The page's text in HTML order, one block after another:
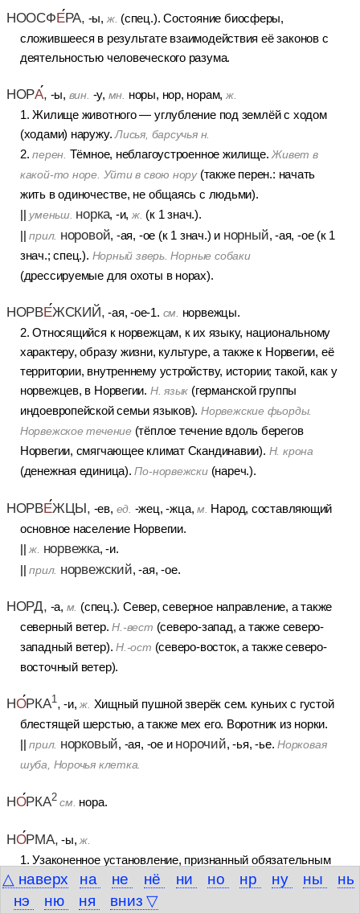
△ наверх на не нё ни но нр ну ны
нь
нэ
ню ня вниз ▽
НООСФЕРА, -ы, ж. (спец.). Состояние биосферы,
сложившееся в результате взаимодействия её законов с
деятельностью человеческого разума.
НОРА, -ы, вин. -у, мн. норы, нор, норам, ж.
1. Жилище животного — углубление под землёй с ходом
(ходами) наружу.Лисья, барсучья н.
2.перен. Тёмное, неблагоустроенное жилище.Живет в
какой-то норе. Уйти в свою нору(также перен.: начать
жить в одиночестве, не общаясь с людьми).
уменьш. норка, -и,ж. (к 1 знач.).
||прил. норовой, -ая, -ое (к 1 знач.) и норный, -ая, -ое (к 1
знач.; спец.). Норный зверь. Норные собаки
(дрессируемые для охоты в норах).
НОРВЕЖСКИЙ, -ая, -ое-1. см. норвежцы.
2. Относящийся к норвежцам, к их языку, национальному
характеру, образу жизни, культуре, а также к Норвегии, её
территории, внутреннему устройству, истории; такой, как у
норвежцев, в Норвегии. Н. язык (германской группы
индоевропейской семьи языков).Норвежские фьорды.
Норвежское течение(тёплое течение вдоль берегов
Норвегии, смягчающее климат Скандинавии). Н. крона
(денежная единица).По-норвежски(нареч.).
НОРВЕЖЦЫ, -ев, ед. -жец, -жца,м. Народ, составляющий
основное население Норвегии.
||ж. норвежка, -и.
||прил. норвежский, -ая, -ое.
НОРД, -а, м. (спец.). Север, северное направление, а также
северный ветер.Н.-вест (северо-запад, а также северо-
западный ветер).Н.-ост (северо-восток, а также северо-
восточный ветер).
НОРКА1, -и,ж. Хищный пушной зверёк сем. куньих с густой
блестящей шерстью, а также мех его. Воротник из норки.
||прил. норковый, -ая, -ое и норочий, -ья, -ье.Норковая
шуба, Норочья клетка.
НОРКА2 см. нора.
НОРМА, -ы,ж.
1. Узаконенное установление, признанный обязательным
порядок, строй чего-н.
Н. поведения. Нормы
литературного языка. Войти (прийти) в норму